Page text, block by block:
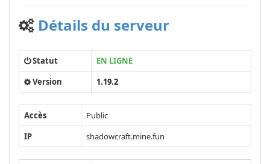
Détails du serveur
Statut
EN LIGNE
Version
1.19.2
Accès
Public
IP
shadowcraft.mine.fun